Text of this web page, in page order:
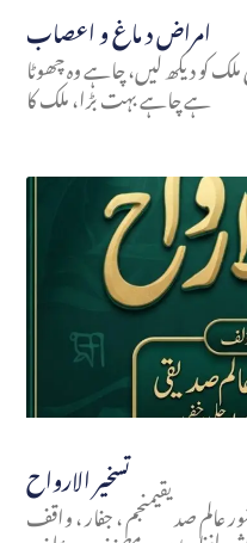
امراض د ماغ و اعصاب
کو دیکھ لیں، چاہے وہ چھوٹا
ہے چاہے بہت بڑا، ملک کا
تسخير الارواح
عالم صدیقیمنجم ، جفار ، واقف